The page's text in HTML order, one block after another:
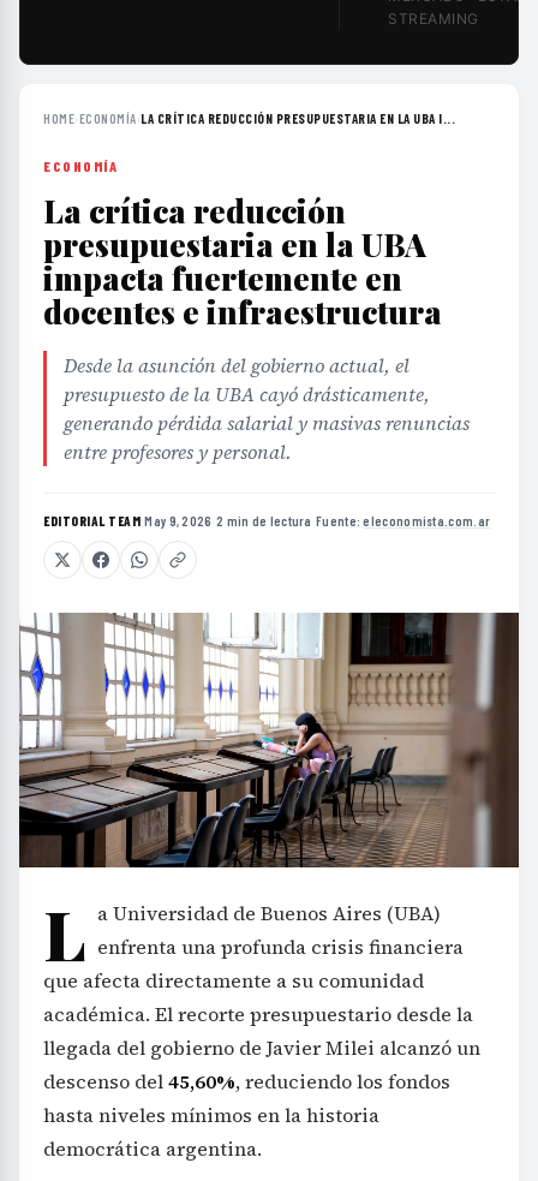
STREAMING
HOME›ECONOMÍA›LA CRÍTICA REDUCCIÓN PRESUPUESTARIA EN LA UBA I...
ECONOMÍA
La crítica reducción
presupuestaria en la UBA
impacta fuertemente en
docentes e infraestructura
Desde la asunción del gobierno actual, el
presupuesto de la UBA cayó drásticamente,
generando pérdida salarial y masivas renuncias
entre profesores y personal.
EDITORIAL TEAM·May 9, 2026 ·2 min de lectura ·Fuente:eleconomista.com.ar
L a Universidad de Buenos Aires (UBA)
enfrenta una profunda crisis financiera
que afecta directamente a su comunidad
académica. El recorte presupuestario desde la
llegada del gobierno de Javier Milei alcanzó un
descenso del45,60%, reduciendo los fondos
hasta niveles mínimos en la historia
democrática argentina.